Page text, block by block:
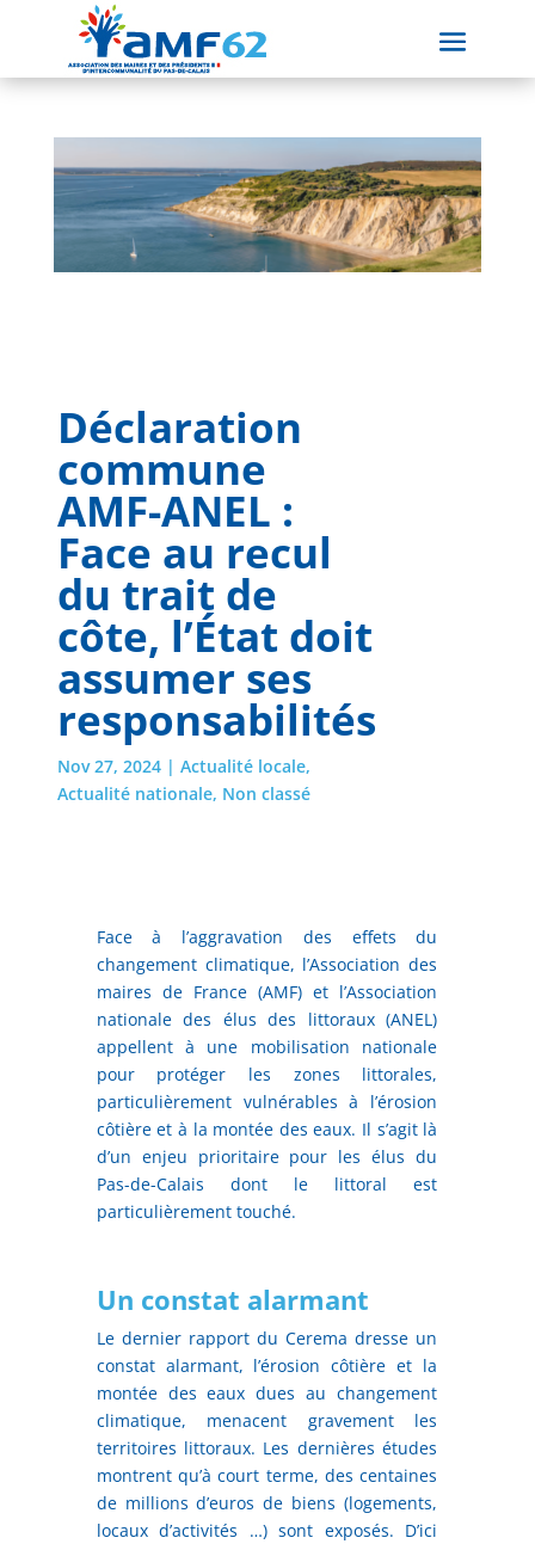
Déclaration
commune
AMF-ANEL :
Face au recul
du trait de
côte, l’État doit
assumer ses
responsabilités
Nov 27, 2024| Actualité locale,
Actualité nationale, Non classé
Face à l’aggravation des effets du
changement climatique, l’Association des
maires de France (AMF) et l’Association
nationale des élus des littoraux (ANEL)
appellent à une mobilisation nationale
pour protéger les zones littorales,
particulièrement vulnérables à l’érosion
côtière et à la montée des eaux. Il s’agit là
d’un enjeu prioritaire pour les élus du
Pas-de-Calais dont le littoral est
particulièrement touché.
Un constat alarmant
Le dernier rapport du Cerema dresse un
constat alarmant, l’érosion côtière et la
montée des eaux dues au changement
climatique, menacent gravement les
territoires littoraux. Les dernières études
montrent qu’à court terme, des centaines
de millions d’euros de biens (logements,
locaux d’activités …) sont exposés. D’ici